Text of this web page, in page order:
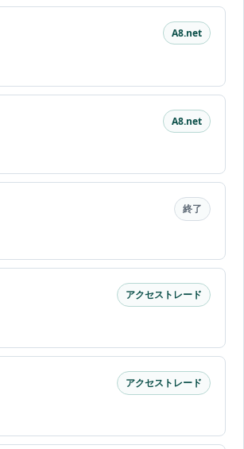
A8.net
A8.net
終了
アクセストレード
アクセストレード